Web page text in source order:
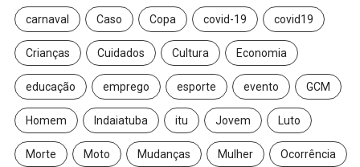
carnaval Caso Copa covid-19 covid19
Crianças Cuidados Cultura Economia
educação emprego esporte evento GCM
Homem Indaiatuba itu Jovem Luto
Morte Moto Mudanças Mulher Ocorrência